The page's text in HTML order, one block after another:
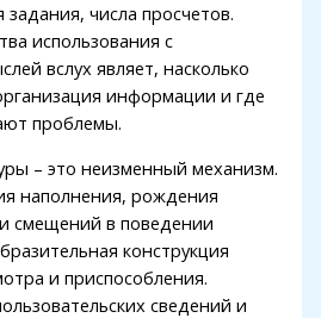
числа просчетов.
использования с
вслух являет, насколько
информации и где
проблемы.
– это неизменный механизм.
наполнения, рождения
смещений в поведении
конструкция
и приспособления.
сведений и